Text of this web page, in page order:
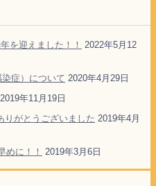
を迎えました！！
2022年5月12
症）について 2020年4月29日
2019年11月19日
りがとうございました 2019年4月
めに！！
2019年3月6日